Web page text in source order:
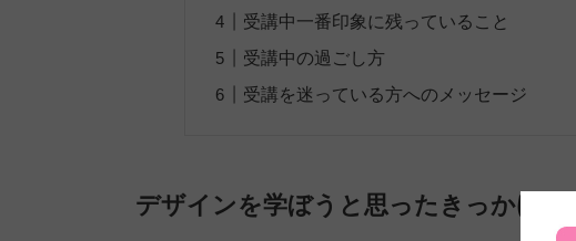
受講中一番印象に残っていること
受講中の過ごし方
受講を迷っている方へのメッセージ
デザインを学ぼうと思ったきっかけ